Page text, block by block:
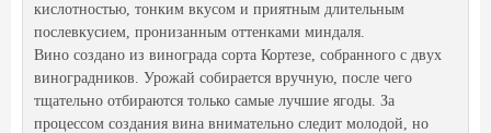
кислотностью, тонким вкусом и приятным длительным
послевкусием, пронизанным оттенками миндаля.
Вино создано из винограда сорта Кортезе, собранного с двух
виноградников. Урожай собирается вручную, после чего
тщательно отбираются только самые лучшие ягоды. За
процессом создания вина внимательно следит молодой, но